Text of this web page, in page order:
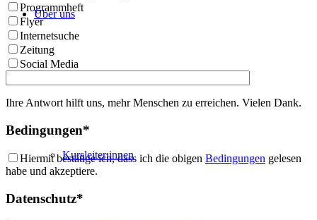
Über uns
Kursleiter:innen
Programmheft
Flyer
Internetsuche
Zeitung
Social Media
Ihre Antwort hilft uns, mehr Menschen zu erreichen. Vielen Dank.
Bedingungen*
Hiermit bestätige ich, dass ich die obigen Bedingungen gelesen
habe und akzeptiere.
Datenschutz*